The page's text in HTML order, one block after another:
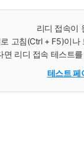
리디 접속이
고침(Ctrl + F5)이나
면 리디 접속 테스트
테스트 페